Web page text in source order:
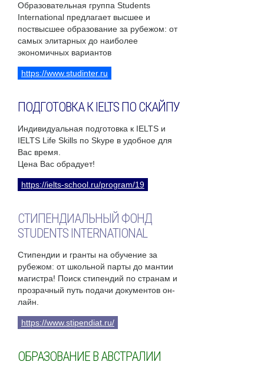
Образовательная группа Students
International предлагает высшее и
поствысшее образование за рубежом: от
самых элитарных до наиболее
экономичных вариантов
https://www.studinter.ru
ПОДГОТОВКА К IELTS ПО СКАЙПУ
Индивидуальная подготовка к IELTS и
IELTS Life Skills по Skype в удобное для
Вас время.
Цена Вас обрадует!
https://ielts-school.ru/program/19
СТИПЕНДИАЛЬНЫЙ ФОНД
STUDENTS INTERNATIONAL
Стипендии и гранты на обучение за
рубежом: от школьной парты до мантии
магистра! Поиск стипендий по странам и
прозрачный путь подачи документов он-
лайн.
https://www.stipendiat.ru/
ОБРАЗОВАНИЕ В АВСТРАЛИИ